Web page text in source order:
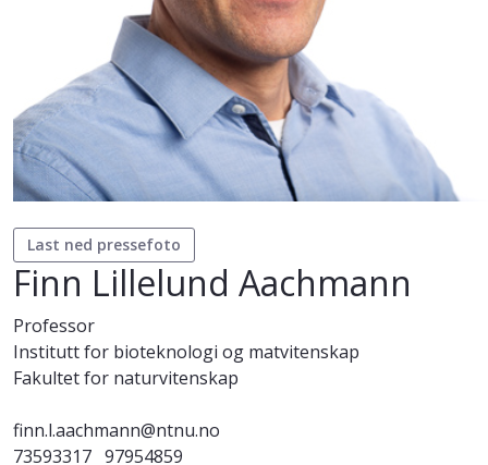
Last ned pressefoto
Finn Lillelund Aachmann
Professor
Institutt for bioteknologi og matvitenskap
Fakultet for naturvitenskap
finn.l.aachmann@ntnu.no
73593317 97954859